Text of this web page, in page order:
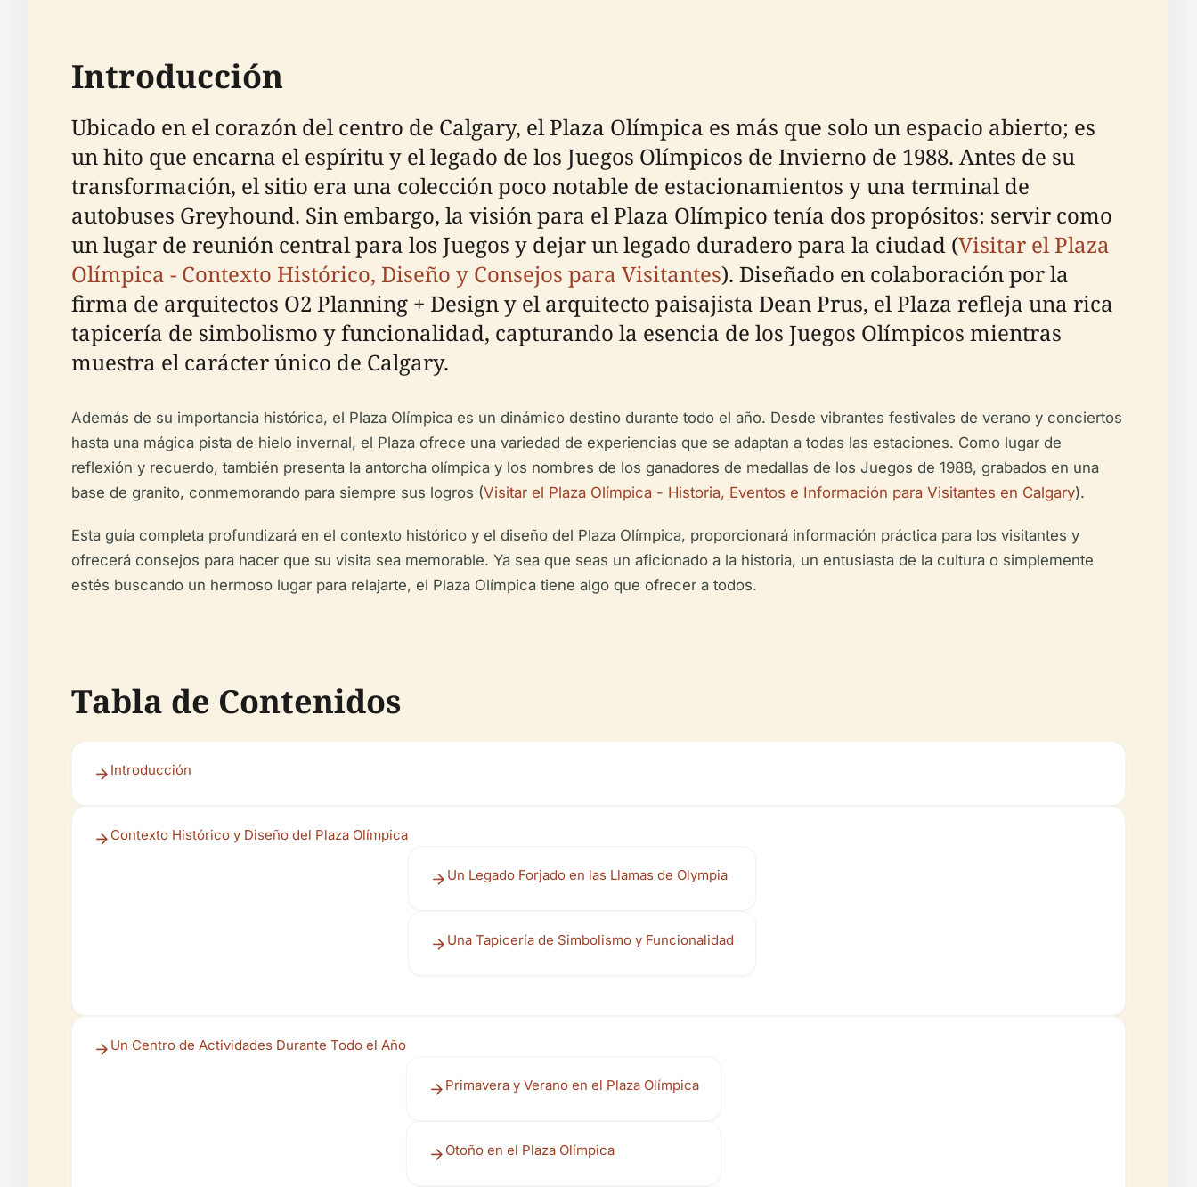
Introducción
Ubicado en el corazón del centro de Calgary, el Plaza Olímpica es más que solo un espacio abierto; es
un hito que encarna el espíritu y el legado de los Juegos Olímpicos de Invierno de 1988. Antes de su
transformación, el sitio era una colección poco notable de estacionamientos y una terminal de
autobuses Greyhound. Sin embargo, la visión para el Plaza Olímpico tenía dos propósitos: servir como
un lugar de reunión central para los Juegos y dejar un legado duradero para la ciudad (Visitar el Plaza
Olímpica - Contexto Histórico, Diseño y Consejos para Visitantes). Diseñado en colaboración por la
firma de arquitectos O2 Planning + Design y el arquitecto paisajista Dean Prus, el Plaza refleja una rica
tapicería de simbolismo y funcionalidad, capturando la esencia de los Juegos Olímpicos mientras
muestra el carácter único de Calgary.
Además de su importancia histórica, el Plaza Olímpica es un dinámico destino durante todo el año. Desde vibrantes festivales de verano y conciertos
hasta una mágica pista de hielo invernal, el Plaza ofrece una variedad de experiencias que se adaptan a todas las estaciones. Como lugar de
reflexión y recuerdo, también presenta la antorcha olímpica y los nombres de los ganadores de medallas de los Juegos de 1988, grabados en una
base de granito, conmemorando para siempre sus logros (Visitar el Plaza Olímpica - Historia, Eventos e Información para Visitantes en Calgary).
Esta guía completa profundizará en el contexto histórico y el diseño del Plaza Olímpica, proporcionará información práctica para los visitantes y
ofrecerá consejos para hacer que su visita sea memorable. Ya sea que seas un aficionado a la historia, un entusiasta de la cultura o simplemente
estés buscando un hermoso lugar para relajarte, el Plaza Olímpica tiene algo que ofrecer a todos.
Tabla de Contenidos
Introducción
Contexto Histórico y Diseño del Plaza Olímpica
Un Legado Forjado en las Llamas de Olympia
Una Tapicería de Simbolismo y Funcionalidad
Un Centro de Actividades Durante Todo el Año
Primavera y Verano en el Plaza Olímpica
Otoño en el Plaza Olímpica